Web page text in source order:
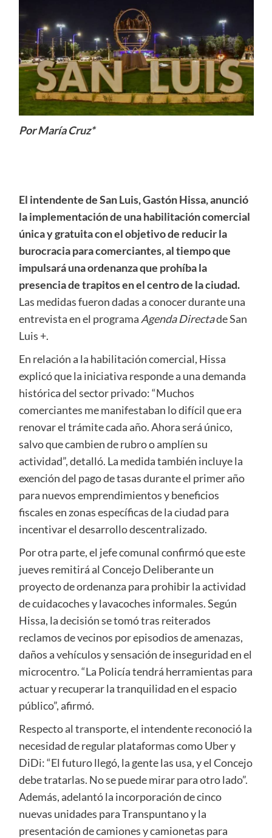
Por María Cruz*
El intendente de San Luis, Gastón Hissa, anunció
la implementación de una habilitación comercial
única y gratuita con el objetivo de reducir la
burocracia para comerciantes, al tiempo que
impulsará una ordenanza que prohíba la
presencia de trapitos en el centro de la ciudad.
Las medidas fueron dadas a conocer durante una
entrevista en el programa Agenda Directade San
Luis +.
En relación a la habilitación comercial, Hissa
explicó que la iniciativa responde a una demanda
histórica del sector privado: “Muchos
comerciantes me manifestaban lo difícil que era
renovar el trámite cada año. Ahora será único,
salvo que cambien de rubro o amplíen su
actividad”, detalló. La medida también incluye la
exención del pago de tasas durante el primer año
para nuevos emprendimientos y beneficios
fiscales en zonas específicas de la ciudad para
incentivar el desarrollo descentralizado.
Por otra parte, el jefe comunal confirmó que este
jueves remitirá al Concejo Deliberante un
proyecto de ordenanza para prohibir la actividad
de cuidacoches y lavacoches informales. Según
Hissa, la decisión se tomó tras reiterados
reclamos de vecinos por episodios de amenazas,
daños a vehículos y sensación de inseguridad en el
microcentro. “La Policía tendrá herramientas para
actuar y recuperar la tranquilidad en el espacio
público”, afirmó.
Respecto al transporte, el intendente reconoció la
necesidad de regular plataformas como Uber y
DiDi: “El futuro llegó, la gente las usa, y el Concejo
debe tratarlas. No se puede mirar para otro lado”.
Además, adelantó la incorporación de cinco
nuevas unidades para Transpuntano y la
presentación de camiones y camionetas para